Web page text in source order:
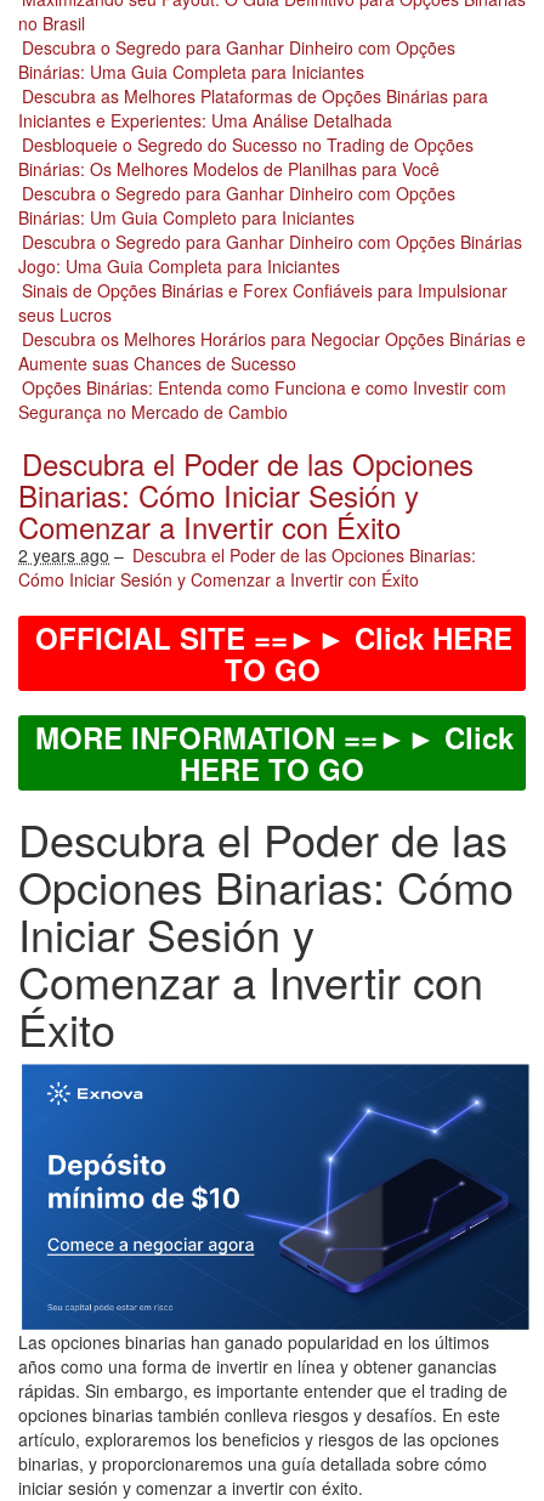
no Brasil
Descubra o Segredo para Ganhar Dinheiro com Opções
Binárias: Uma Guia Completa para Iniciantes
Descubra as Melhores Plataformas de Opções Binárias para
Iniciantes e Experientes: Uma Análise Detalhada
Desbloqueie o Segredo do Sucesso no Trading de Opções
Binárias: Os Melhores Modelos de Planilhas para Você
Descubra o Segredo para Ganhar Dinheiro com Opções
Binárias: Um Guia Completo para Iniciantes
Descubra o Segredo para Ganhar Dinheiro com Opções Binárias
Jogo: Uma Guia Completa para Iniciantes
Sinais de Opções Binárias e Forex Confiáveis para Impulsionar
seus Lucros
Descubra os Melhores Horários para Negociar Opções Binárias e
Aumente suas Chances de Sucesso
Opções Binárias: Entenda como Funciona e como Investir com
Segurança no Mercado de Cambio
Descubra el Poder de las Opciones
Binarias: Cómo Iniciar Sesión y
Comenzar a Invertir con Éxito
2 years ago – Descubra el Poder de las Opciones Binarias:
Cómo Iniciar Sesión y Comenzar a Invertir con Éxito
OFFICIAL SITE ==►► Click HERE
TO GO
MORE INFORMATION ==►► Click
HERE TO GO
Descubra el Poder de las
Opciones Binarias: Cómo
Iniciar Sesión y
Comenzar a Invertir con
Éxito
Las opciones binarias han ganado popularidad en los últimos
años como una forma de invertir en línea y obtener ganancias
rápidas. Sin embargo, es importante entender que el trading de
opciones binarias también conlleva riesgos y desafíos. En este
artículo, exploraremos los beneficios y riesgos de las opciones
binarias, y proporcionaremos una guía detallada sobre cómo
iniciar sesión y comenzar a invertir con éxito.